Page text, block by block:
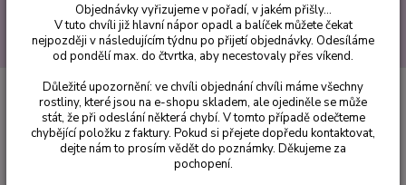
Hledat
Neotex - chemické přípravky, hnojiva, travní směsi
Vertimec 1,8 SC
- 10 ml
Vertimec 1,8 SC - 10 ml
Objednávky vyřizujeme v pořadí, v jakém přišly...
V tuto chvíli již hlavní nápor opadl a balíček můžete čekat
nejpozději v následujícím týdnu po přijetí objednávky. Odesíláme
od pondělí max. do čtvrtka, aby necestovaly přes víkend.
Důležité upozornění: ve chvíli objednání chvíli máme všechny
rostliny, které jsou na e-shopu skladem, ale ojediněle se může
stát, že při odeslání některá chybí. V tomto případě odečteme
chybějící položku z faktury. Pokud si přejete dopředu kontaktovat,
dejte nám to prosím vědět do poznámky. Děkujeme za
pochopení.